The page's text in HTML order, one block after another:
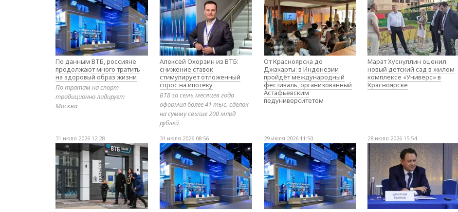
По данным ВТБ, россияне
продолжают много тратить
на здоровый образ жизни
По тратам на спорт
традиционно лидирует
Москва
Алексей Охорзин из ВТБ:
снижение ставок
стимулирует отложенный
спрос на ипотеку
ВТБ за семь месяцев года
оформил более 41 тыс. сделок
на сумму свыше 200 млрд
рублей
От Красноярска до
Джакарты: в Индонезии
пройдёт международный
фестиваль, организованный
Астафьевским
педуниверситетом
Марат Хуснуллин оценил
новый детский сад в жилом
комплексе «Универс» в
Красноярске
31 июля 2026 12:28 31 июля 2026 08:56 29 июля 2026 11:50 28 июля 2026 15:54